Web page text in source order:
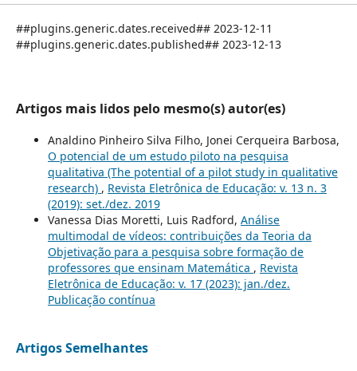
##plugins.generic.dates.received## 2023-12-11
##plugins.generic.dates.published## 2023-12-13
Artigos mais lidos pelo mesmo(s) autor(es)
Analdino Pinheiro Silva Filho, Jonei Cerqueira Barbosa,
O potencial de um estudo piloto na pesquisa
qualitativa (The potential of a pilot study in qualitative
research) , Revista Eletrônica de Educação: v. 13 n. 3
(2019): set./dez. 2019
Vanessa Dias Moretti, Luis Radford, Análise
multimodal de vídeos: contribuições da Teoria da
Objetivação para a pesquisa sobre formação de
professores que ensinam Matemática , Revista
Eletrônica de Educação: v. 17 (2023): jan./dez.
Publicação contínua
Artigos Semelhantes